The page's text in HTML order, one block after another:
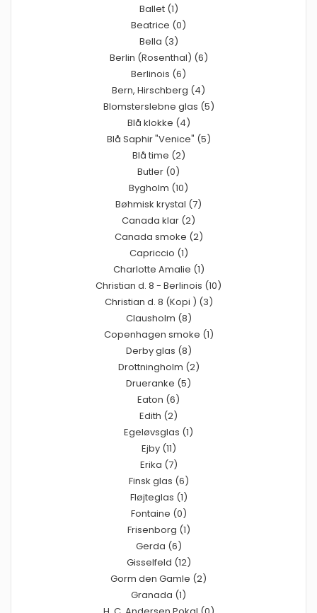
Ballet (1)
Beatrice (0)
Bella (3)
Berlin (Rosenthal) (6)
Berlinois (6)
Bern, Hirschberg (4)
Blomsterslebne glas (5)
Blå klokke (4)
Blå Saphir "Venice" (5)
Blå time (2)
Butler (0)
Bygholm (10)
Bøhmisk krystal (7)
Canada klar (2)
Canada smoke (2)
Capriccio (1)
Charlotte Amalie (1)
Christian d. 8 - Berlinois (10)
Christian d. 8 (Kopi ) (3)
Clausholm (8)
Copenhagen smoke (1)
Derby glas (8)
Drottningholm (2)
Drueranke (5)
Eaton (6)
Edith (2)
Egeløvsglas (1)
Ejby (11)
Erika (7)
Finsk glas (6)
Fløjteglas (1)
Fontaine (0)
Frisenborg (1)
Gerda (6)
Gisselfeld (12)
Gorm den Gamle (2)
Granada (1)